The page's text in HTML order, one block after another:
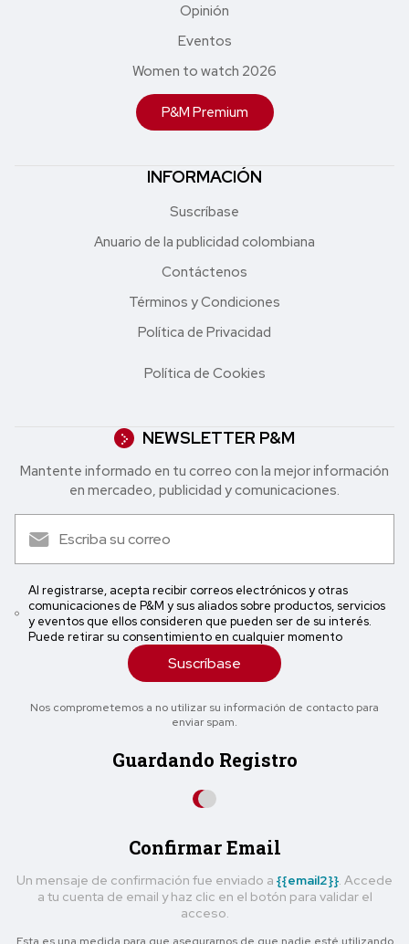
Opinión
Eventos
Women to watch 2026
P&M Premium
INFORMACIÓN
Suscríbase
Anuario de la publicidad colombiana
Contáctenos
Términos y Condiciones
Política de Privacidad
Política de Cookies
NEWSLETTER P&M
Mantente informado en tu correo con la mejor in formación
en mercadeo, publicidad y comunicaciones.
Al registrarse, acepta recibir correos electrónicos y otras
comunicaciones de P&M y sus aliados sobre productos, servicios
y eventos que ellos consideren que pueden ser de su interés.
Puede retirar su consentimiento en cualquier momento
Suscríbase
Nos comprometemos a no utilizar su información de contacto para
enviar spam.
Guardando Registro
Confirmar Email
Un mensaje de confirmación fue enviado a {{email2}} . Accede
a tu cuenta de email y haz clic en el botón para validar el
acceso.
Esta es una medida para que asegurarnos de que nadie esté utilizando